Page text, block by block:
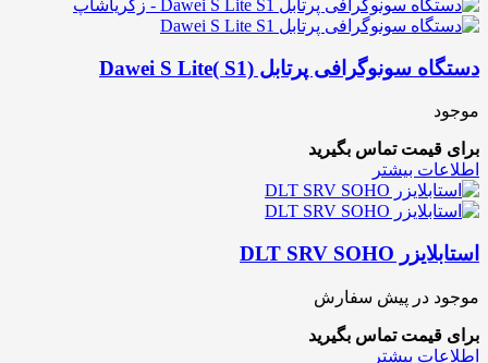
دستگاه سونوگرافی پرتابل Dawei S Lite( S1)
موجود
برای قیمت تماس بگیرید
اطلاعات بیشتر
استابلایزر DLT SRV SOHO
موجود در پیش سفارش
برای قیمت تماس بگیرید
اطلاعات بیشتر